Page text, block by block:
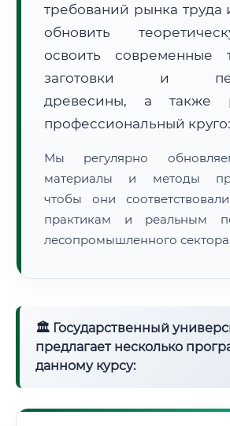
Расчет логистики оригиналов:
• Маршрут транзита:
• Экспресс-доставка СДЭК / Почтой:3–5 рабочих
📜 Документы и аккредитация
🔍Нажмите на документ для
требований рынка труда
обновить
освоить современные
заготовки и
древесины, а также
профессиональный
Мы регулярно
материалы и методы
чтобы они
практикам и реальным
лесопромышленного
🏛 Государственный
предлагает несколько
данному курсу: